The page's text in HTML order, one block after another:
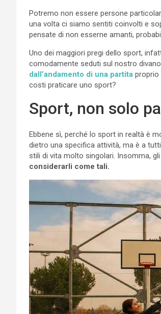
Potremo non essere persone
una volta ci siamo sentiti coinvolti e
pensate di non esserne amanti,
Uno dei maggiori pregi dello sport,
comodamente seduti sul nostro
dall’andamento di una partita proprio
costi praticare uno sport?
Sport, non solo
Ebbene sì, perché lo sport in realtà è
dietro una specifica attività, ma è a
stili di vita molto singolari. Insomma,
considerarli come tali.